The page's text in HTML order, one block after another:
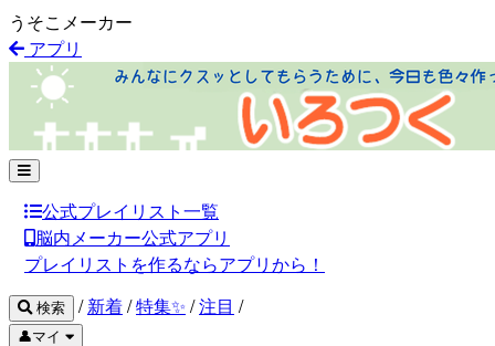
うそこメーカー
アプリ
公式プレイリスト一覧
脳内メーカー公式アプリ
プレイリストを作るならアプリから！
検索 / 新着/特集✨ /注目 /
👤マイ